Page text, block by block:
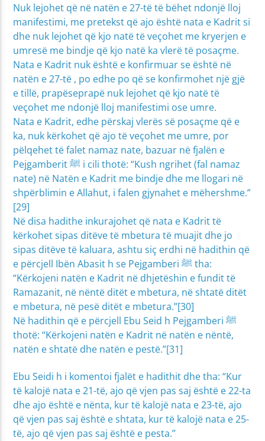
Nuk lejohet që në natën e 27-të të bëhet ndonjë lloj
manifestimi, me pretekst që ajo është nata e Kadrit si
dhe nuk lejohet që kjo natë të veçohet me kryerjen e
umresë me bindje që kjo natë ka vlerë të posaçme.
Nata e Kadrit nuk është e konfirmuar se është në
natën e 27-të , po edhe po që se konfirmohet një gjë
e tillë, prapëseprapë nuk lejohet që kjo natë të
veçohet me ndonjë lloj manifestimi ose umre.
Nata e Kadrit, edhe përskaj vlerës së posaçme që e
ka, nuk kërkohet që ajo të veçohet me umre, por
pëlqehet të falet namaz nate, bazuar në fjalën e
Pejgamberit ﷺ i cili thotë: “Kush ngrihet (fal namaz
nate) në Natën e Kadrit me bindje dhe me llogari në
shpërblimin e Allahut, i falen gjynahet e mëhershme.”
[29]
Në disa hadithe inkurajohet që nata e Kadrit të
kërkohet sipas ditëve të mbetura të muajit dhe jo
sipas ditëve të kaluara, ashtu siç erdhi në hadithin që
e përcjell Ibën Abasit h se Pejgamberi ﷺ tha:
“Kërkojeni natën e Kadrit në dhjetëshin e fundit të
Ramazanit, në nëntë ditët e mbetura, në shtatë ditët
e mbetura, në pesë ditët e mbetura.”[30]
Në hadithin që e përcjell Ebu Seid h Pejgamberi ﷺ
thotë: “Kërkojeni natën e Kadrit në natën e nëntë,
natën e shtatë dhe natën e pestë.”[31]
Ebu Seidi h i komentoi fjalët e hadithit dhe tha: “Kur
të kalojë nata e 21-të, ajo që vjen pas saj është e 22-ta
dhe ajo është e nënta, kur të kalojë nata e 23-të, ajo
që vjen pas saj është e shtata, kur të kalojë nata e 25-
të, ajo që vjen pas saj është e pesta.”